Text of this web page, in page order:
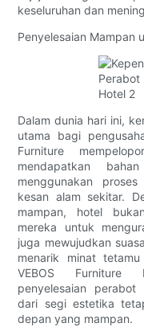
keseluruhan dan
Penyelesaian Mampan
Dalam dunia hari ini,
utama bagi
Furniture
mendapatkan
menggunakan
kesan alam sekitar.
mampan, hotel
mereka untuk
juga mewujudkan
menarik minat
VEBOS Furniture
penyelesaian
dari segi estetika
depan yang mampan.